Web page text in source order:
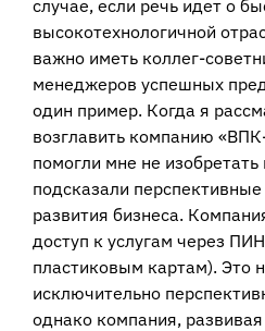
случае, если речь идет о
высокотехнологичной
важно иметь коллег-
менеджеров успешных
один пример. Когда я
возглавить компанию
помогли мне не
подсказали
развития бизнеса.
доступ к услугам через
пластиковым картам). Это
исключительно
однако компания,